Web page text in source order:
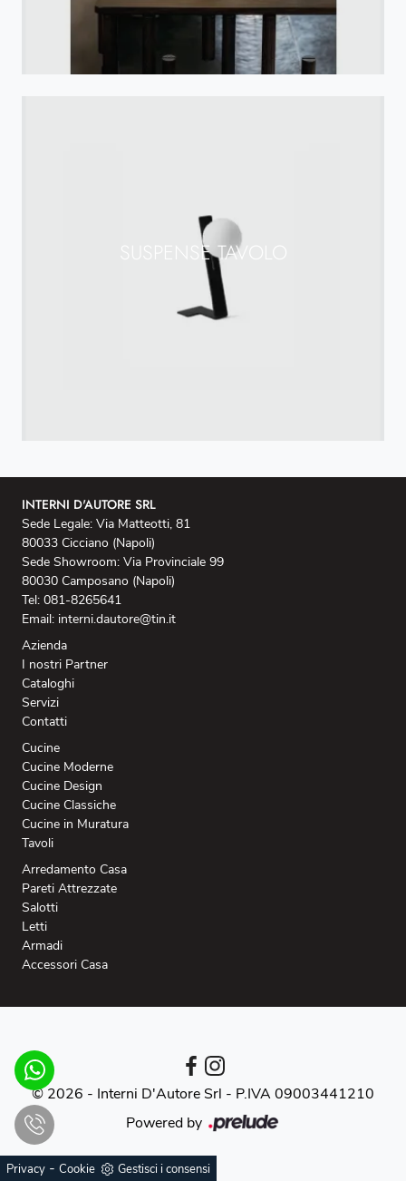
SUSPENSE TAVOLO
INTERNI D'AUTORE SRL
Sede Legale: Via Matteotti, 81
80033 Cicciano (Napoli)
Sede Showroom: Via Provinciale 99
80030 Camposano (Napoli)
Tel: 081-8265641
Email: interni.dautore@tin.it
Azienda
I nostri Partner
Cataloghi
Servizi
Contatti
Cucine
Cucine Moderne
Cucine Design
Cucine Classiche
Cucine in Muratura
Tavoli
Arredamento Casa
Pareti Attrezzate
Salotti
Letti
Armadi
Accessori Casa
© 2026 - Interni D'Autore Srl - P.IVA 09003441210
Powered by
Privacy - Cookie Gestisci i consensi